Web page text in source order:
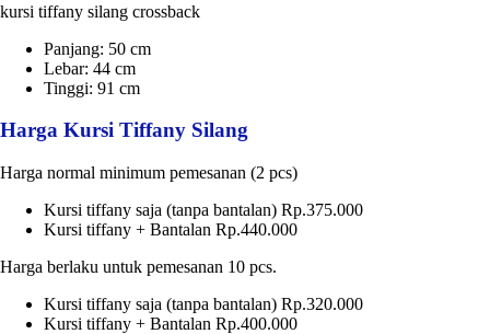
kursi tiffany silang crossback
Panjang: 50 cm
Lebar: 44 cm
Tinggi: 91 cm
Harga Kursi Tiffany Silang
Harga normal minimum pemesanan (2 pcs)
Kursi tiffany saja (tanpa bantalan) Rp.375.000
Kursi tiffany + Bantalan Rp.440.000
Harga berlaku untuk pemesanan 10 pcs.
Kursi tiffany saja (tanpa bantalan) Rp.320.000
Kursi tiffany + Bantalan Rp.400.000